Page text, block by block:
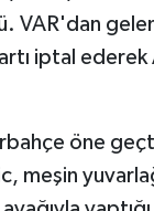
VAR'dan
iptal
öne
meşin